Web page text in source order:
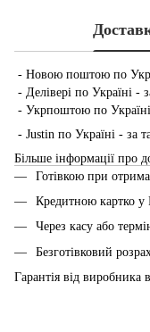
- Новою поштою по
- Делівері по Україні -
- Укрпоштою по
- Justin по Україні - за
Більше інформації про
Готівкою при
Кредитною картко у
Через касу або
Безготівковий
Гарантія від виробника